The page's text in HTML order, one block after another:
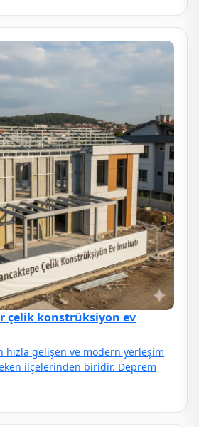
çelik konstrüksiyon ev
hızla gelişen ve modern yerleşim
ilçelerinden biridir. Deprem